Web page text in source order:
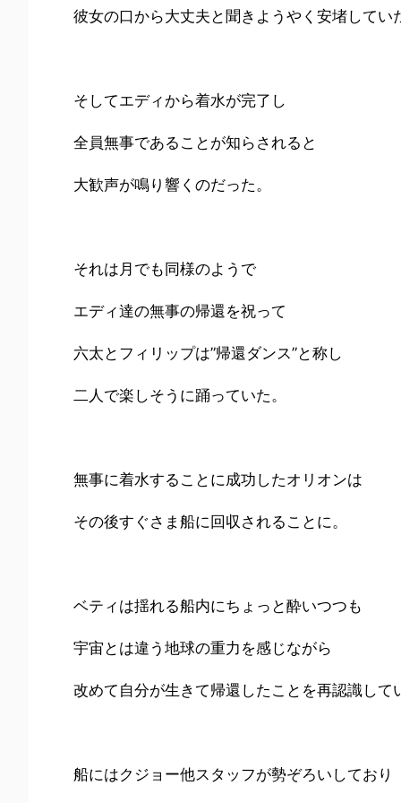
彼女の口から大丈夫と聞きようやく安堵してい
そしてエディから着水が完了し
全員無事であることが知らされると
大歓声が鳴り響くのだった。
それは月でも同様のようで
エディ達の無事の帰還を祝って
六太とフィリップは”帰還ダンス”と称し
二人で楽しそうに踊っていた。
無事に着水することに成功したオリオンは
その後すぐさま船に回収されることに。
ベティは揺れる船内にちょっと酔いつつも
宇宙とは違う地球の重力を感じながら
改めて自分が生きて帰還したことを再認識して
船にはクジョー他スタッフが勢ぞろいしており